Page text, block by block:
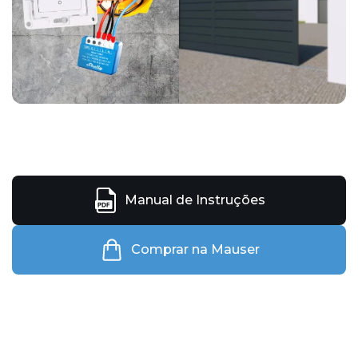
Manual de Instruções
Comprar na Mauser